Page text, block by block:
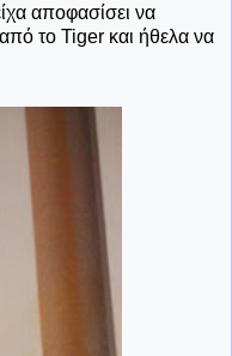
αποφασίσει να
το Tiger και ήθελα να